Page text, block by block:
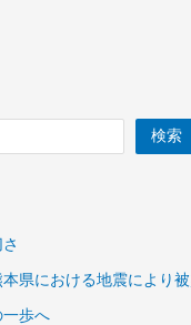
検索
本県における地震により
歩へ